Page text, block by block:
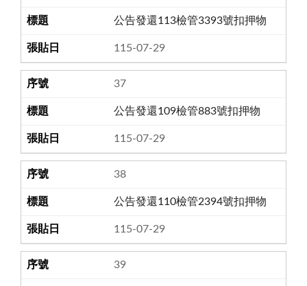
公告發還113檢管3393號扣押物
115-07-29
37
公告發還109檢管883號扣押物
115-07-29
38
公告發還110檢管2394號扣押物
115-07-29
39